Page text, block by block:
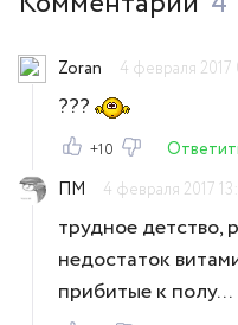
Zoran 4 февраля
???
+10
ПМ
4 февраля 2017
трудное детство,
недостаток
прибитые к полу...